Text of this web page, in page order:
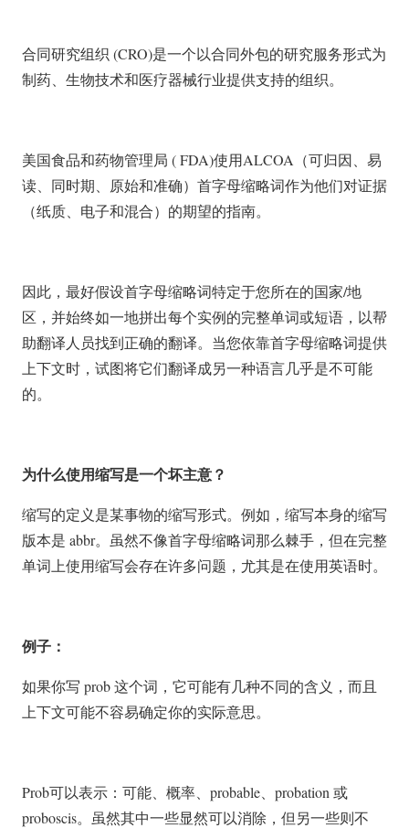
合同研究组织 (CRO)是一个以合同外包的研究服务形式为
制药、生物技术和医疗器械行业提供支持的组织。
美国食品和药物管理局 ( FDA)使用ALCOA（可归因、易
读、同时期、原始和准确）首字母缩略词作为他们对证据
（纸质、电子和混合）的期望的指南。
因此，最好假设首字母缩略词特定于您所在的国家/地
区，并始终如一地拼出每个实例的完整单词或短语，以帮
助翻译人员找到正确的翻译。当您依靠首字母缩略词提供
上下文时，试图将它们翻译成另一种语言几乎是不可能
的。
为什么使用缩写是一个坏主意？
缩写的定义是某事物的缩写形式。例如，缩写本身的缩写
版本是 abbr。虽然不像首字母缩略词那么棘手，但在完整
单词上使用缩写会存在许多问题，尤其是在使用英语时。
例子：
如果你写 prob 这个词，它可能有几种不同的含义，而且
上下文可能不容易确定你的实际意思。
Prob可以表示：可能、概率、probable、probation 或
proboscis。虽然其中一些显然可以消除，但另一些则不